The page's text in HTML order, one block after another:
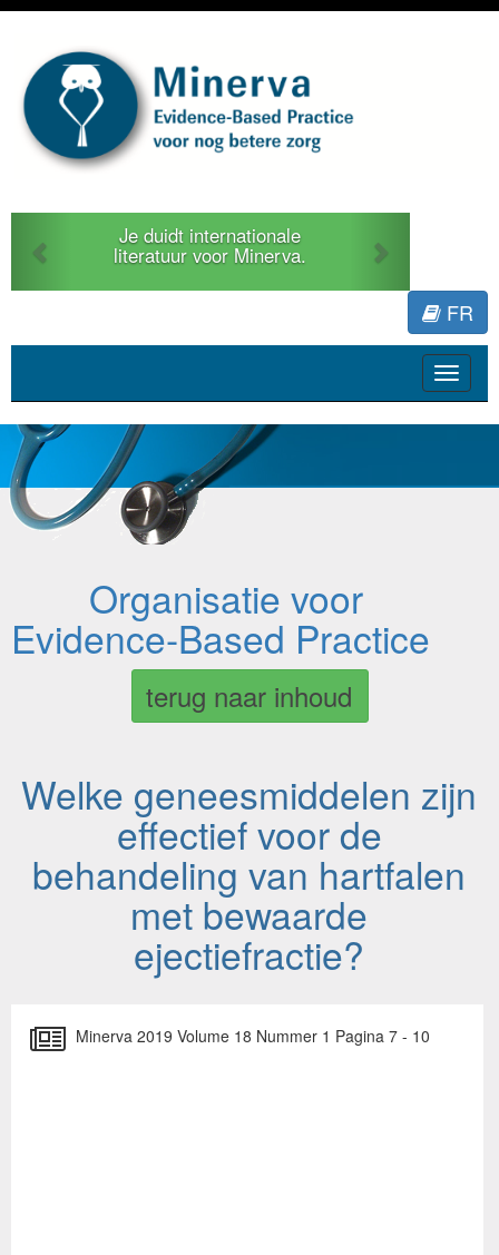
Je duidt internationale
literatuur voor Minerva.
Previous
FR
Toggle
Organisatie voor
Evidence-Based Practice
terug naar inhoud
Welke geneesmiddelen zijn
effectief voor de
behandeling van hartfalen
met bewaarde
ejectiefractie?
Minerva 2019 Volume 18 Nummer 1 Pagina 7 - 10